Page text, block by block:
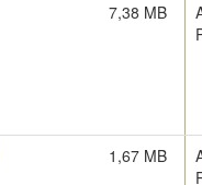
7,38 MB
1,67 MB